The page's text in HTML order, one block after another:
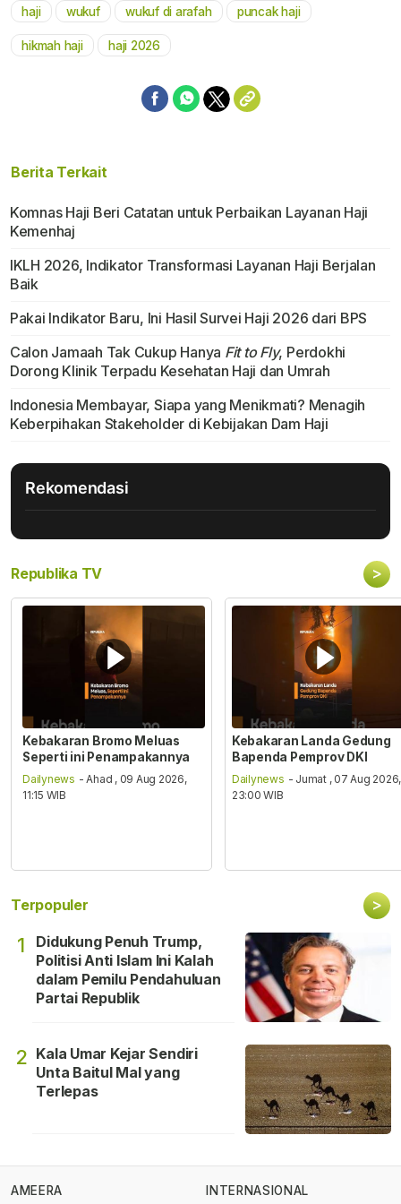
haji wukuf wukuf di arafah puncak haji
hikmah haji haji 2026
Berita Terkait
Komnas Haji Beri Catatan untuk Perbaikan Layanan Haji
Kemenhaj
IKLH 2026, Indikator Transformasi Layanan Haji Berjalan
Baik
Pakai Indikator Baru, Ini Hasil Survei Haji 2026 dari BPS
Calon Jamaah Tak Cukup Hanya Fit to Fly, Perdokhi
Dorong Klinik Terpadu Kesehatan Haji dan Umrah
Indonesia Membayar, Siapa yang Menikmati? Menagih
Keberpihakan Stakeholder di Kebijakan Dam Haji
Rekomendasi
Republika TV >
Kebakaran Bromo Meluas
Seperti ini Penampakannya
Dailynews - Ahad , 09 Aug 2026,
11:15 WIB
Kebakaran Landa Gedung
Bapenda Pemprov DKI
Dailynews - Jumat , 07 Aug 2026,
23:00 WIB
Terpopuler >
1
Didukung Penuh Trump,
Politisi Anti Islam Ini Kalah
dalam Pemilu Pendahuluan
Partai Republik
2 Kala Umar Kejar Sendiri
Unta Baitul Mal yang
Terlepas
AMEERA INTERNASIONAL